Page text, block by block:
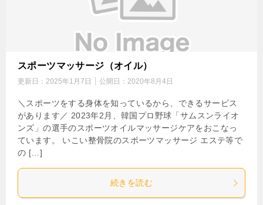
スポーツマッサージ（オイル）
更新日： 2025年1月7日 公開日： 2020年8月4日
＼スポーツをする身体を知っているから、できるサービス
があります／ 2023年2月、韓国プロ野球「サムスンライオ
ンズ」の選手のスポーツオイルマッサージケアをおこなっ
ています。 いこい整骨院のスポーツマッサージ エステ等で
の […]
続きを読む